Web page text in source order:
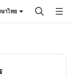
าไทย